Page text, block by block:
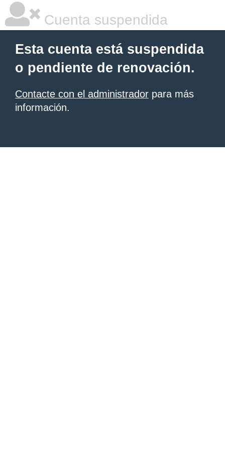
Cuenta suspendida
Esta cuenta está suspendida
o pendiente de renovación.
Contacte con el administrador para más
información.